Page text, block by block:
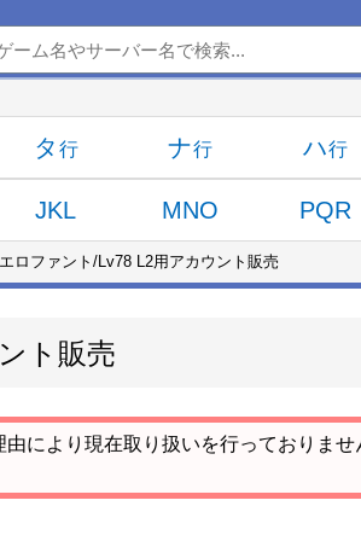
タ ナ ハ
JKL MNO PQR
ロファント/Lv78 L2用アカウント販売
ト販売
により現在取り扱いを行っておりま